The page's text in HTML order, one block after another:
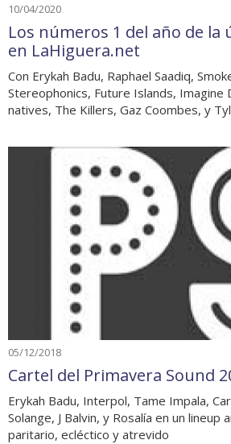
10/04/2020
Los números 1 del año de la
en LaHiguera.net
Con Erykah Badu, Raphael Saadiq,
Stereophonics, Future Islands, Imagine
natives, The Killers, Gaz Coombes, y
05/12/2018
Cartel del Primavera Sound
Erykah Badu, Interpol, Tame Impala,
Solange, J Balvin, y Rosalía en un lineup
paritario, ecléctico y atrevido